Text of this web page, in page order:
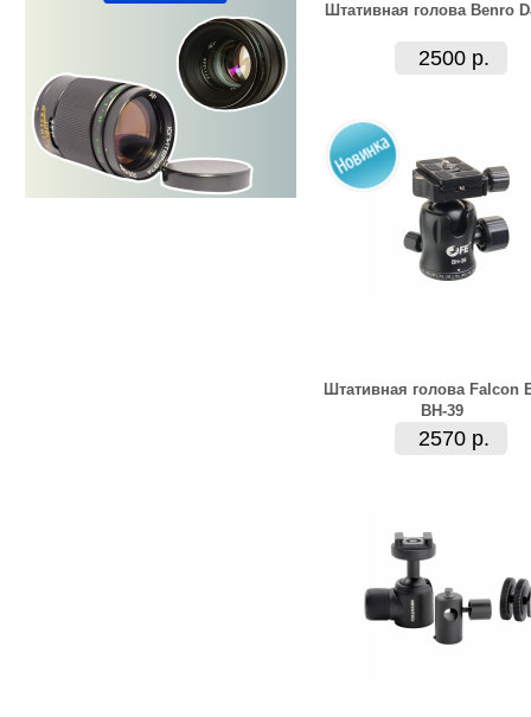
Штативная голова Benro
2500 р.
Штативная голова Falcon
BH-39
2570 р.